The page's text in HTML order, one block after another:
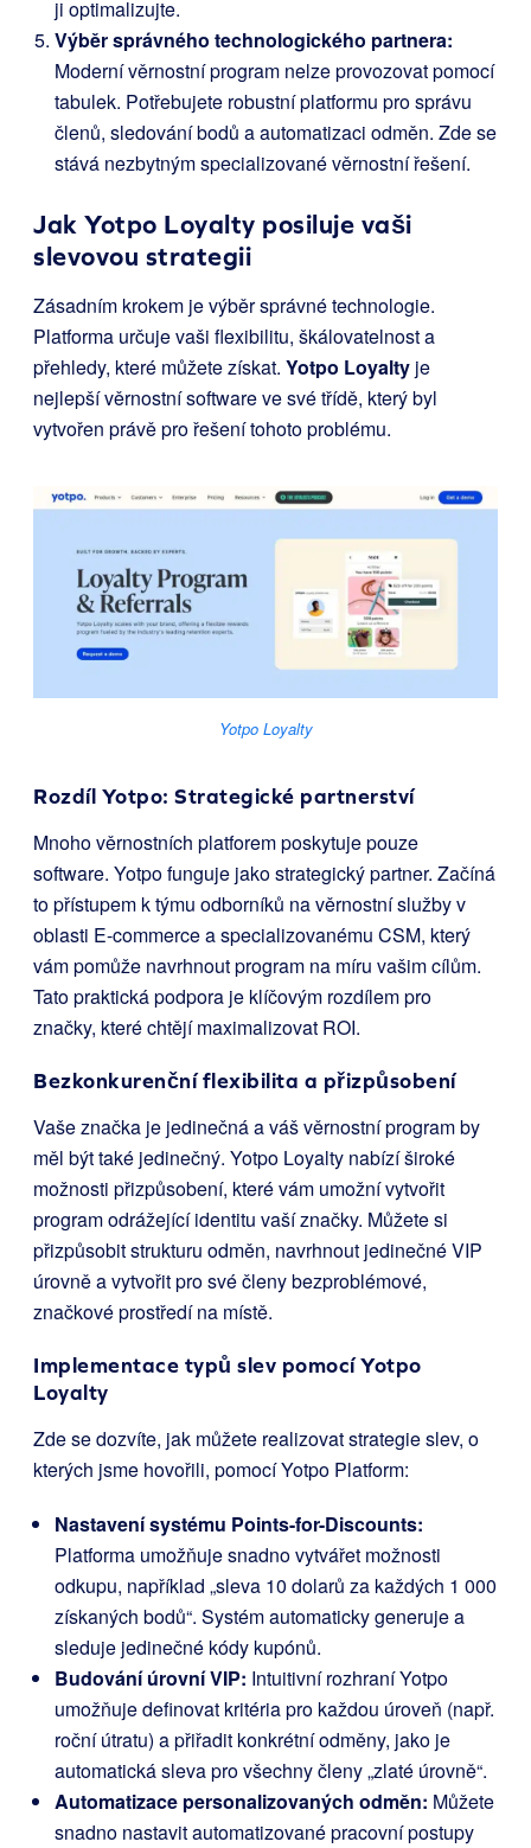
ji optimalizujte.
Výběr správného technologického partnera:
Moderní věrnostní program nelze provozovat pomocí
tabulek. Potřebujete robustní platformu pro správu
členů, sledování bodů a automatizaci odměn. Zde se
stává nezbytným specializované věrnostní řešení.
Jak Yotpo Loyalty posiluje vaši
slevovou strategii
Zásadním krokem je výběr správné technologie.
Platforma určuje vaši flexibilitu, škálovatelnost a
přehledy, které můžete získat. Yotpo Loyalty je
nejlepší věrnostní software ve své třídě, který byl
vytvořen právě pro řešení tohoto problému.
Yotpo Loyalty
Rozdíl Yotpo: Strategické partnerství
Mnoho věrnostních platforem poskytuje pouze
software. Yotpo funguje jako strategický partner. Začíná
to přístupem k týmu odborníků na věrnostní služby v
oblasti E-commerce a specializovanému CSM, který
vám pomůže navrhnout program na míru vašim cílům.
Tato praktická podpora je klíčovým rozdílem pro
značky, které chtějí maximalizovat ROI.
Bezkonkurenční flexibilita a přizpůsobení
Vaše značka je jedinečná a váš věrnostní program by
měl být také jedinečný. Yotpo Loyalty nabízí široké
možnosti přizpůsobení, které vám umožní vytvořit
program odrážející identitu vaší značky. Můžete si
přizpůsobit strukturu odměn, navrhnout jedinečné VIP
úrovně a vytvořit pro své členy bezproblémové,
značkové prostředí na místě.
Implementace typů slev pomocí Yotpo
Loyalty
Zde se dozvíte, jak můžete realizovat strategie slev, o
kterých jsme hovořili, pomocí Yotpo Platform:
Nastavení systému Points-for-Discounts:
Platforma umožňuje snadno vytvářet možnosti
odkupu, například „sleva 10 dolarů za každých 1 000
získaných bodů“. Systém automaticky generuje a
sleduje jedinečné kódy kupónů.
Budování úrovní VIP: Intuitivní rozhraní Yotpo
umožňuje definovat kritéria pro každou úroveň (např.
roční útratu) a přiřadit konkrétní odměny, jako je
automatická sleva pro všechny členy „zlaté úrovně“.
Automatizace personalizovaných odměn: Můžete
snadno nastavit automatizované pracovní postupy